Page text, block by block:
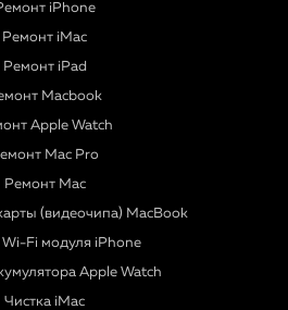
iPhone
Ремонт iMac
Ремонт iPad
Macbook
Apple Watch
Mac Pro
Ремонт Mac
(видеочипа) MacBook
Fi модуля iPhone
Apple Watch
Чистка iMac